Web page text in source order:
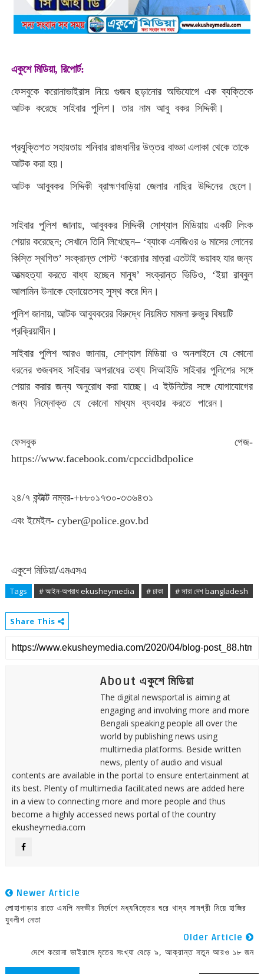
একুশে মিডিয়া, রিপোর্ট:
ফেসবুকে করোনাভাইরাস নিয়ে গুজব ছড়ানোর অভিযোগে এক ব্যক্তিকে
আটক করেছে সাইবার পুলিশ। তার নাম আবু বকর সিদ্দিকী।
প্রযুক্তিগত সহায়তায় শনিবার রাজধানীর উত্তর বাড্ডা এলাকা থেকে তাকে
আটক করা হয়।
আটক আবুবকর সিদ্দিকী ব্রাহ্মণবাড়িয়া জেলার নাছির উদ্দিনের ছেলে।
সাইবার পুলিশ জানায়, আবুবকর সিদ্দিকী সোশ্যাল মিডিয়ায় একটি লিংক
শেয়ার করেছেন; সেখানে তিনি লিখেছেন– ‘ব্যাংক এনজিওর ৬ মাসের লোনের
কিস্তি স্থগিত’ সংক্রান্ত পোস্ট ‘করোনার মাত্রা এতটাই ভয়াবহ যার জন্য
আত্মহত্যা করতে বাধ্য হচ্ছেন মানুষ’ সংক্রান্ত ভিডিও, ‘ইয়া রাব্বুল
আলামিন উনাকে হেদায়েতসহ সুস্থ করে দিন।
পুলিশ জানায়, আটক আবুবকরের বিরুদ্ধে নিয়মিত মামলা রুজুর বিষয়টি
প্রক্রিয়াধীন।
সাইবার পুলিশ আরও জানায়, সোশ্যাল মিডিয়া ও অনলাইনে যে কোনো
ধরনের গুজবসহ সাইবার অপরাধের তথ্য সিআইডি সাইবার পুলিশের সঙ্গে
শেয়ার করার জন্য অনুরোধ করা যাচ্ছে। এ ইউনিটের সঙ্গে যোগাযোগের
জন্য নিম্নোক্ত যে কোনো মাধ্যম ব্যবহার করতে পারেন।
ফেসবুক পেজ-
https://www.facebook.com/cpccidbdpolice<:একুশে
২৪/৭ কন্টাক্ট নম্বর-+৮৮০১৭৩০-৩৩৬৪৩১
এবং ইমেইল- cyber@police.gov.bd<:একুশে মিডিয়া:>
একুশে মিডিয়া/এমএসএ
Tags # আইন-অপরাধ ekusheymedia # ঢাকা # সারা দেশ bangladesh
Share This
About একুশে মিডিয়া
The digital newsportal is aiming at
engaging and involving more and more
Bengali speaking people all over the
world by publishing news using
multimedia platforms. Beside written
news, plenty of audio and visual
contents are available in the portal to ensure entertainment at
its best. Plenty of multimedia facilitated news are added here
in a view to connecting more and more people and thus
become a highly accessed news portal of the country
ekusheymedia.com
Newer Article
লোহাগাড়ায় রাতে এমপি নদভীর নির্দেশে মধ্যবিত্তের ঘরে খাদ্য সামগ্রী নিয়ে হাজির
যুবলীগ নেতা
Older Article
দেশে করোনা ভাইরাসে মৃতের সংখ্যা বেড়ে ৯, আক্রান্ত নতুন আরও ১৮ জন